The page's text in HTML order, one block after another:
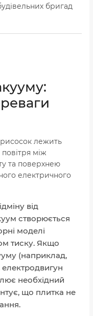
бригад
лежить
між
та поверхнею
електричного
від
створюється
моделі
тиску. Якщо
(наприклад,
необхідний
що плитка не